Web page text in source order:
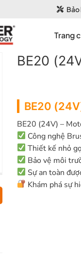
Bảo
Trang
BE20
BE20
BE20 (24V) –
Công nghệ
Thiết kế nhỏ
Bảo vệ môi
Sự an toàn
Khám phá sự